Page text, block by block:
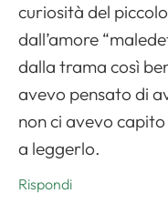
curiosità del
dall’amore
dalla trama così
avevo pensato di
non ci avevo
a leggerlo.
Rispondi